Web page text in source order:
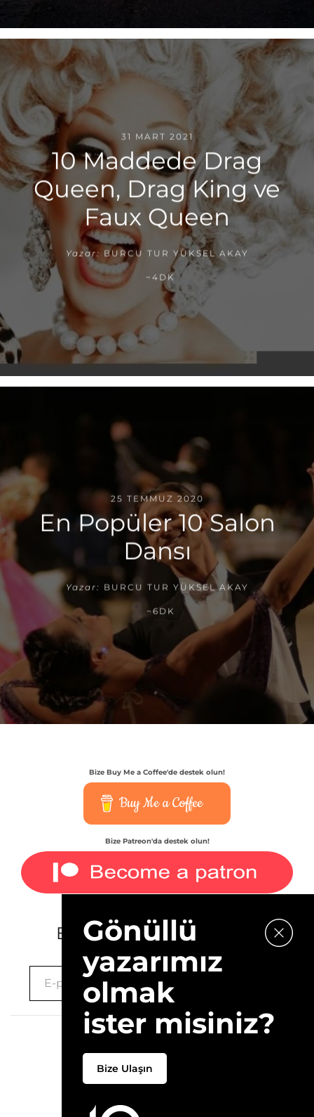
31 MART 2021
10 Maddede Drag
Queen, Drag King ve
Faux Queen
Yazar: BURCU TUR YÜKSEL AKAY
~4DK
25 TEMMUZ 2020
En Popüler 10 Salon
Dansı
Yazar: BURCU TUR YÜKSEL AKAY
~6DK
Bize Buy Me a Coffee'de destek olun!
Buy Me a Coffee
Bize Patreon'da destek olun!
E-bültenimize kaydolun.
Hakkımızda
Gönüllü
yazarımız
olmak
ister misiniz?
Bize Ulaşın